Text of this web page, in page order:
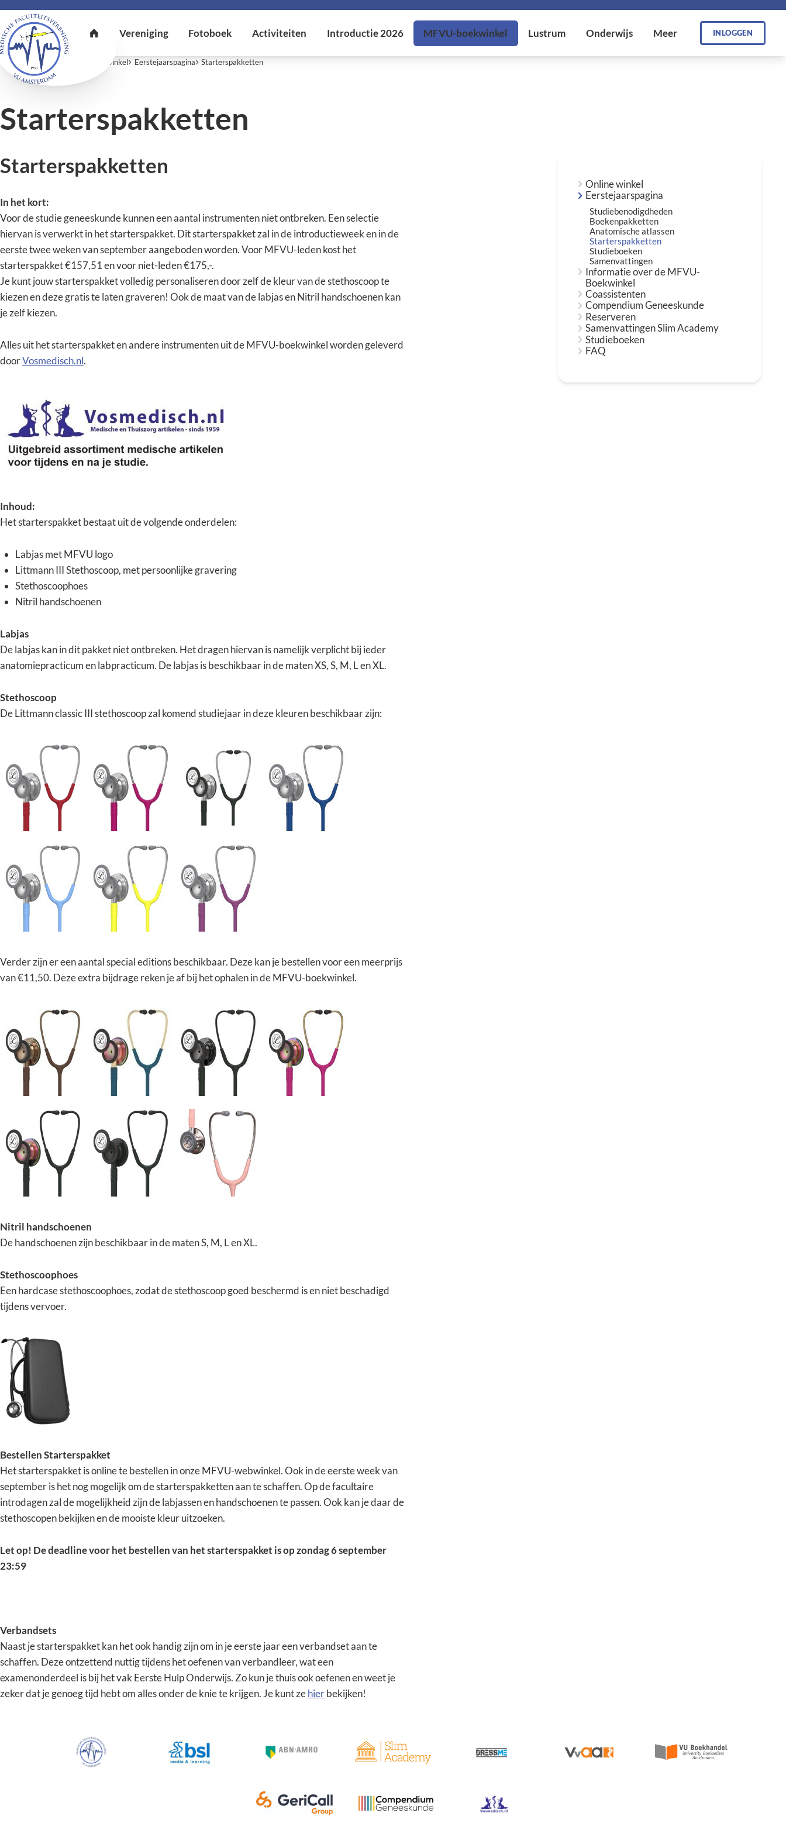
INLOGGEN
U bent hier: Home MFVU-boekwinkel Eerstejaarspagina Starterspakketten
Starterspakketten
Starterspakketten
In het kort:
Voor de studie geneeskunde kunnen een aantal instrumenten niet ontbreken. Een selectie
hiervan is verwerkt in het starterspakket. Dit starterspakket zal in de introductieweek en in de
eerste twee weken van september aangeboden worden. Voor MFVU-leden kost het
starterspakket €157,51 en voor niet-leden €175,-.
Je kunt jouw starterspakket volledig personaliseren door zelf de kleur van de stethoscoop te
kiezen en deze gratis te laten graveren! Ook de maat van de labjas en Nitril handschoenen kan
je zelf kiezen.
Alles uit het starterspakket en andere instrumenten uit de MFVU-boekwinkel worden geleverd
doorVosmedisch.nl.
Inhoud:
Het starterspakket bestaat uit de volgende onderdelen:
Labjas met MFVU logo
Littmann III Stethoscoop, met persoonlijke gravering
Stethoscoophoes
Nitril handschoenen
Labjas
De labjas kan in dit pakket niet ontbreken. Het dragen hiervan is namelijk verplicht bij ieder
anatomiepracticum en labpracticum. De labjas is beschikbaar in de maten XS, S, M, L en XL.
Stethoscoop
De Littmann classic III stethoscoop zal komend studiejaar in deze kleuren beschikbaar zijn:
Verder zijn er een aantal special editions beschikbaar. Deze kan je bestellen voor een meerprijs
van €11,50. Deze extra bijdrage reken je af bij het ophalen in de MFVU-boekwinkel.
Nitril handschoenen
De handschoenen zijn beschikbaar in de maten S, M, L en XL.
Stethoscoophoes
Een hardcase stethoscoophoes, zodat de stethoscoop goed beschermd is en niet beschadigd
tijdens vervoer.
Bestellen Starterspakket
Het starterspakket is online te bestellen in onze MFVU-webwinkel. Ook in de eerste week van
september is het nog mogelijk om de starterspakketten aan te schaffen. Op de facultaire
introdagen zal de mogelijkheid zijn de labjassen en handschoenen te passen. Ook kan je daar de
stethoscopen bekijken en de mooiste kleur uitzoeken.
Let op! De deadline voor het bestellen van het starterspakket is op zondag 6 september
23:59
Verbandsets
Naast je starterspakket kan het ook handig zijn om in je eerste jaar een verbandset aan te
schaffen. Deze ontzettend nuttig tijdens het oefenen van verbandleer, wat een
examenonderdeel is bij het vak Eerste Hulp Onderwijs. Zo kun je thuis ook oefenen en weet je
zeker dat je genoeg tijd hebt om alles onder de knie te krijgen. Je kunt zehierbekijken!
Online winkel
Eerstejaarspagina
Studiebenodigdheden
Boekenpakketten
Anatomische atlassen
Starterspakketten
Studieboeken
Samenvattingen
Informatie over de MFVU-
Boekwinkel
Coassistenten
Compendium Geneeskunde
Reserveren
Samenvattingen Slim Academy
Studieboeken
FAQ